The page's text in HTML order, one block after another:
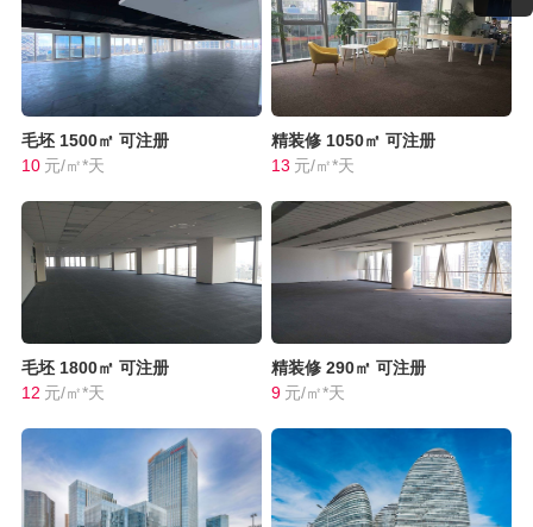
毛坯 1500㎡ 可注册
10 元/㎡*天
精装修 1050㎡ 可注册
13 元/㎡*天
毛坯 1800㎡ 可注册
12 元/㎡*天
精装修 290㎡ 可注册
9 元/㎡*天